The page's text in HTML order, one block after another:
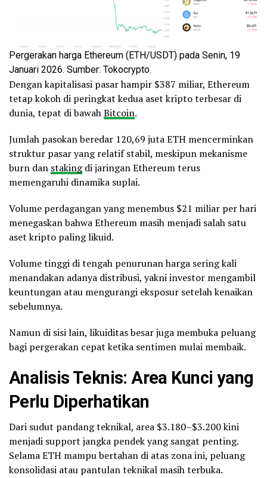
Pergerakan harga Ethereum (ETH/USDT) pada Senin, 19
Januari 2026. Sumber: Tokocrypto.
Dengan kapitalisasi pasar hampir $387 miliar, Ethereum
tetap kokoh di peringkat kedua aset kripto terbesar di
dunia, tepat di bawahBitcoin.
Jumlah pasokan beredar 120,69 juta ETH mencerminkan
struktur pasar yang relatif stabil, meskipun mekanisme
burn dan stakingdi jaringan Ethereum terus
memengaruhi dinamika suplai.
Volume perdagangan yang menembus $21 miliar per hari
menegaskan bahwa Ethereum masih menjadi salah satu
aset kripto paling likuid.
Volume tinggi di tengah penurunan harga sering kali
menandakan adanya distribusi, yakni investor mengambil
keuntungan atau mengurangi eksposur setelah kenaikan
sebelumnya.
Namun di sisi lain, likuiditas besar juga membuka peluang
bagi pergerakan cepat ketika sentimen mulai membaik.
Analisis Teknis: Area Kunci yang
Perlu Diperhatikan
Dari sudut pandang teknikal, area $3.180–$3.200 kini
menjadi support jangka pendek yang sangat penting.
Selama ETH mampu bertahan di atas zona ini, peluang
konsolidasi atau pantulan teknikal masih terbuka.